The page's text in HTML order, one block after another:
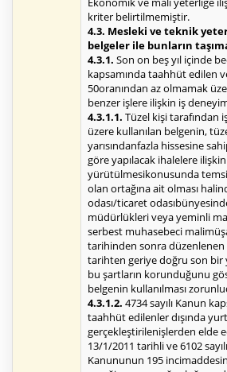
kriter belirtilmemiştir.
4.3. Mesleki ve teknik
belgeler ile bunların
4.3.1. Son on beş yıl içinde
kapsamında taahhüt edilen
50oranından az olmamak
benzer işlere ilişkin iş
4.3.1.1. Tüzel kişi tarafından
üzere kullanılan belgenin,
yarısındanfazla hissesine
göre yapılacak ihalelere
yürütülmesikonusunda
olan ortağına ait olması
odası/ticaret
müdürlükleri veya yeminli
serbest muhasebeci
tarihinden sonra
tarihten geriye doğru son bir
bu şartların korunduğunu
belgenin kullanılması
4.3.1.2. 4734 sayılı Kanun
taahhüt edilenler dışında yurt
gerçekleştirilenişlerden elde
13/1/2011 tarihli ve 6102
Kanununun 195